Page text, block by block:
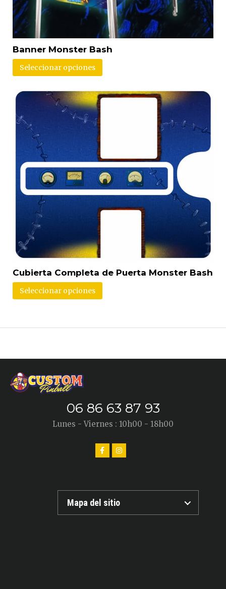
Banner Monster Bash
Seleccionar opciones
Cubierta Completa de Puerta Monster Bash
Seleccionar opciones
06 86 63 87 93
Lunes - Viernes : 10h00 - 18h00
Mapa del sitio